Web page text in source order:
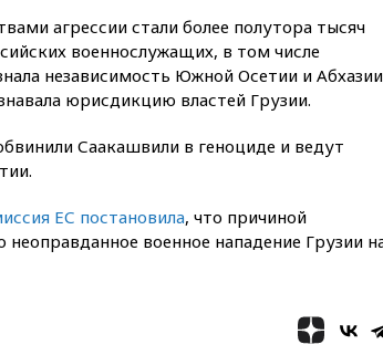
вчера, 20:20Третий
золотых медалей выиграли
ЧЕ российские
вчера, 20:15 ТАСС: жизни
главы «Уралдронзавода»
угрожает
снова отключилось
электричество
агрессии стали более полутора тысяч
военнослужащих, в том числе
независимость Южной Осетии и
юрисдикцию властей Грузии.
Саакашвили в геноциде и ведут
ЕС постановила, что причиной
военное нападение Грузии